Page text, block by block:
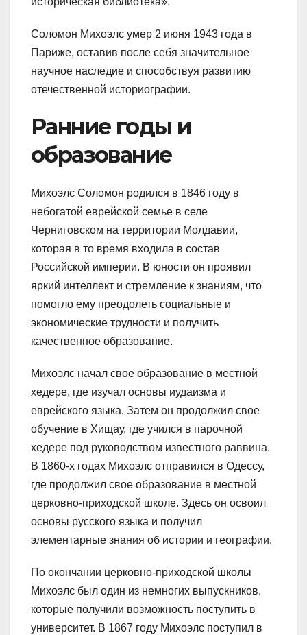
Соломон Михоэлс умер 2 июня 1943 года в
Париже, оставив после себя значительное
научное наследие и способствуя развитию
отечественной историографии.
Ранние годы и
образование
Михоэлс Соломон родился в 1846 году в
небогатой еврейской семье в селе
Черниговском на территории Молдавии,
которая в то время входила в состав
Российской империи. В юности он проявил
яркий интеллект и стремление к знаниям, что
помогло ему преодолеть социальные и
экономические трудности и получить
качественное образование.
Михоэлс начал свое образование в местной
хедере, где изучал основы иудаизма и
еврейского языка. Затем он продолжил свое
обучение в Хищау, где учился в парочной
хедере под руководством известного раввина.
В 1860-х годах Михоэлс отправился в Одессу,
где продолжил свое образование в местной
церковно-приходской школе. Здесь он освоил
основы русского языка и получил
элементарные знания об истории и географии.
По окончании церковно-приходской школы
Михоэлс был один из немногих выпускников,
которые получили возможность поступить в
университет. В 1867 году Михоэлс поступил в